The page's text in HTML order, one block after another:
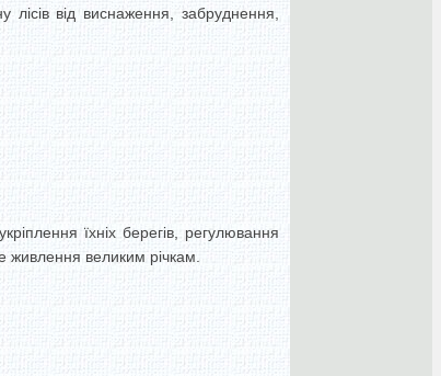
лісів від виснаження, забруднення,
їхніх берегів, регулювання
живлення великим річкам.